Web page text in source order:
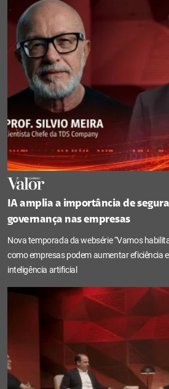
IA amplia a importância de
governança nas empresas
Nova temporada da websérie “Vamos
como empresas podem aumentar eficiência
inteligência artificial